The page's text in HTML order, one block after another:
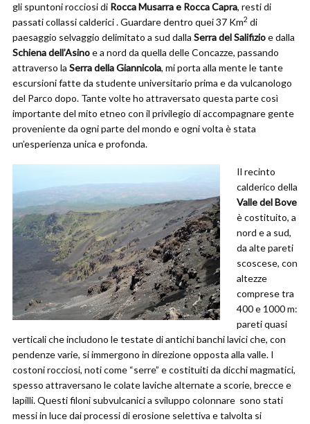
gli spuntoni rocciosi di Rocca Musarra e Rocca Capra, resti di
passati collassi calderici . Guardare dentro quei 37 Km2 di
paesaggio selvaggio delimitato a sud dalla Serra del Salifizioe dalla
Schiena dell’Asinoe a nord da quella delle Concazze, passando
attraverso la Serra della Giannicola, mi porta alla mente le tante
escursioni fatte da studente universitario prima e da vulcanologo
del Parco dopo. Tante volte ho attraversato questa parte così
importante del mito etneo con il privilegio di accompagnare gente
proveniente da ogni parte del mondo e ogni volta è stata
un’esperienza unica e profonda.
Il recinto
calderico della
Valle del Bove
è costituito, a
nord e a sud,
da alte pareti
scoscese, con
altezze
comprese tra
400 e 1000 m:
pareti quasi
verticali che includono le testate di antichi banchi lavici che, con
pendenze varie, si immergono in direzione opposta alla valle. I
costoni rocciosi, noti come “serre” e costituiti da dicchi magmatici,
spesso attraversano le colate laviche alternate a scorie, brecce e
lapilli. Questi filoni subvulcanici a sviluppo colonnare sono stati
messi in luce dai processi di erosione selettiva e talvolta si